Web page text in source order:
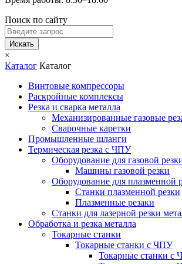
Поиск по сайту
Искать
×
Каталог Каталог
Винтовые компрессоры
Раскройные комплексы
Резка и сварка металла
Механизированные газовые
Сварочные каретки
Промышленные шланги
Термическая резка с ЧПУ
Оборудование для газовой
Машины газовой резки
Оборудование для плазменной
Станки плазменной резки
Плазменные резаки
Станки для лазерной резки
Обработка и резка металла
Токарные станки
Токарные станки с ЧПУ
Токарные станки с